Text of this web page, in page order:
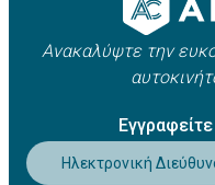
Ανακαλύψτε την
Ηλεκτρονική